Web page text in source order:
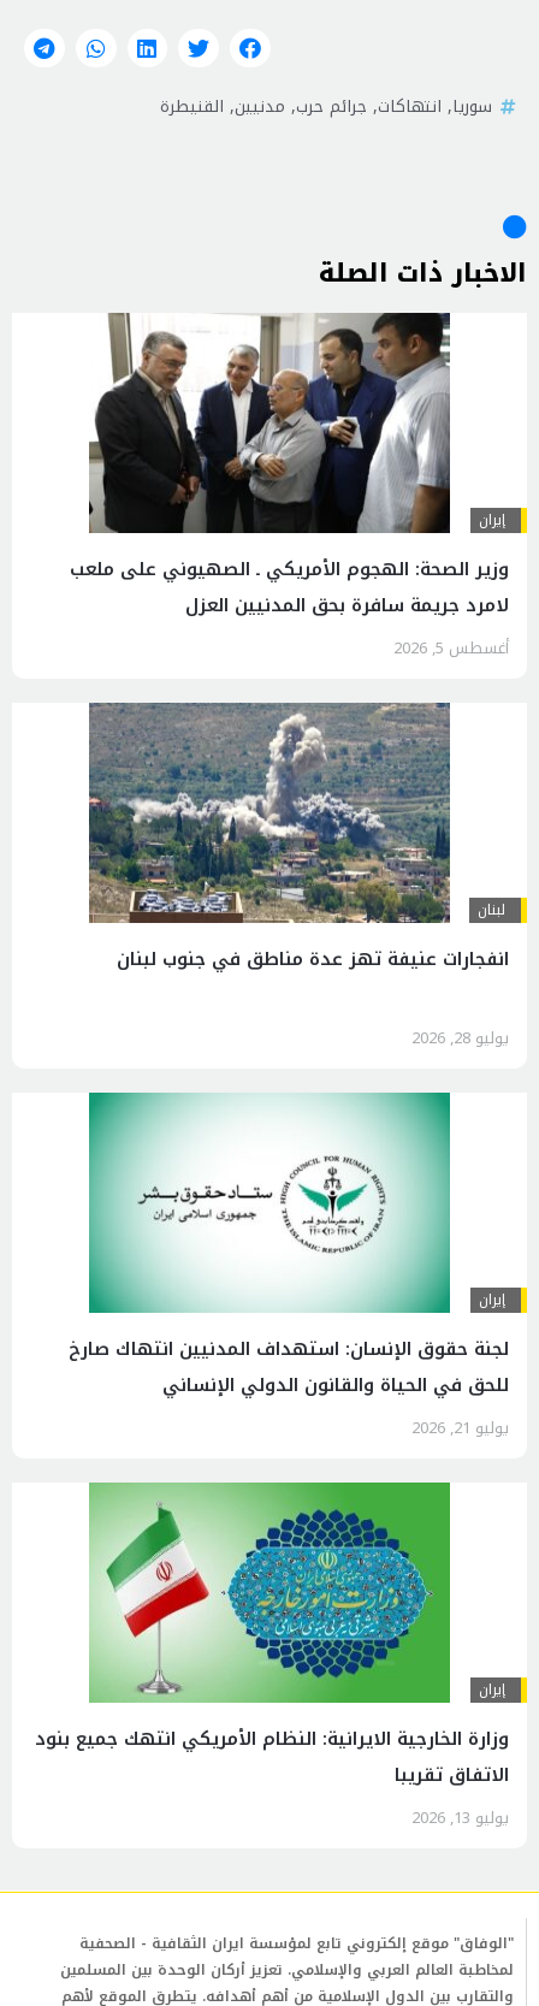
سوريا, انتهاكات, جرائم حرب, مدنيين, القنيطرة
الاخبار ذات الصلة
إيران
وزير الصحة: الهجوم الأمريكي ـ الصهيوني على ملعب
لامرد جريمة سافرة بحق المدنيين العزل
أغسطس 5, 2026
لبنان
انفجارات عنيفة تهز عدة مناطق في جنوب لبنان
يوليو 28, 2026
إيران
لجنة حقوق الإنسان: استهداف المدنيين انتهاك صارخ
للحق في الحياة والقانون الدولي الإنساني
يوليو 21, 2026
إيران
وزارة الخارجية الايرانية: النظام الأمريكي انتهك جميع بنود
الاتفاق تقريبا
يوليو 13, 2026
"الوفاق" موقع إلكتروني تابع لمؤسسة ايران الثقافية - الصحفية
لمخاطبة العالم العربي والإسلامي. تعزيز أركان الوحدة بين المسلمين
والتقارب بين الدول الإسلامية من أهم أهدافه. يتطرق الموقع لأهم